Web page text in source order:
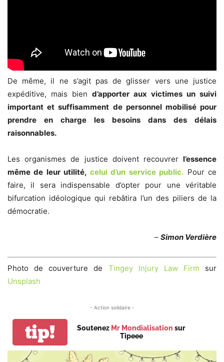
De même, il ne s’agit pas de glisser vers une justice
expéditive, mais bien d’apporter aux victimes un suivi
important et suffisamment de personnel mobilisé pour
prendre en charge les besoins dans des délais
raisonnables.
Les organismes de justice doivent recouvrer l’essence
même de leur utilité, celui d’un service public. Pour ce
faire, il sera indispensable d’opter pour une véritable
bifurcation idéologique qui rebâtira l’un des piliers de la
démocratie.
– Simon Verdière
Photo de couverture de Tingey Injury Law Firm sur
Unsplash
- Action solidaire -
tip! Soutenez Mr Mondialisation sur
Tipeee